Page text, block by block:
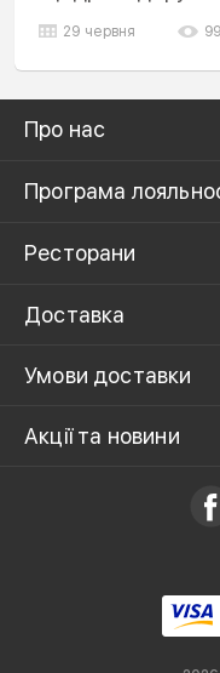
29 червня 99
Про нас
Програма
Ресторани
Доставка
Умови доставки
Акції та новини